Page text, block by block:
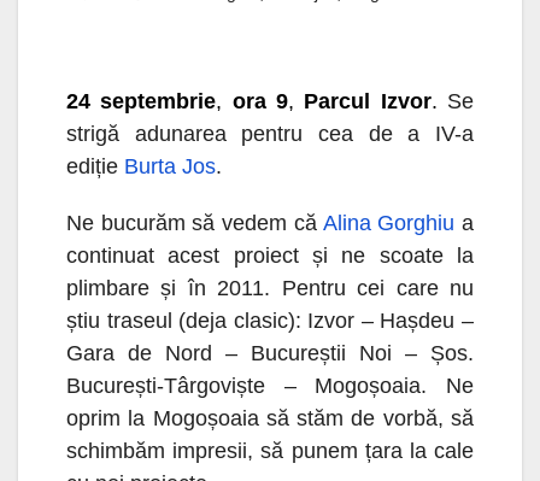
24 septembrie, ora 9, Parcul Izvor. Se
strigă adunarea pentru cea de a IV-a
ediție Burta Jos.
Ne bucurăm să vedem că Alina Gorghiu a
continuat acest proiect și ne scoate la
plimbare și în 2011. Pentru cei care nu
știu traseul (deja clasic): Izvor – Hașdeu –
Gara de Nord – Bucureștii Noi – Șos.
București-Târgoviște – Mogoșoaia. Ne
oprim la Mogoșoaia să stăm de vorbă, să
schimbăm impresii, să punem țara la cale